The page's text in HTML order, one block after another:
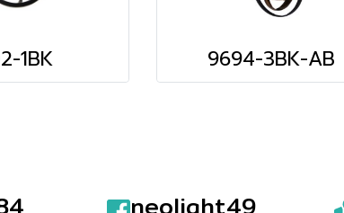
1BK 9694-3BK-AB